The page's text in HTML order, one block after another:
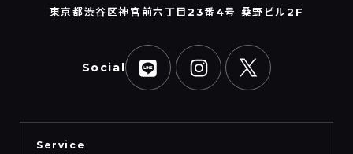
東京都渋谷区神宮前六丁目23番4号 桑野ビル2F
Social
Service